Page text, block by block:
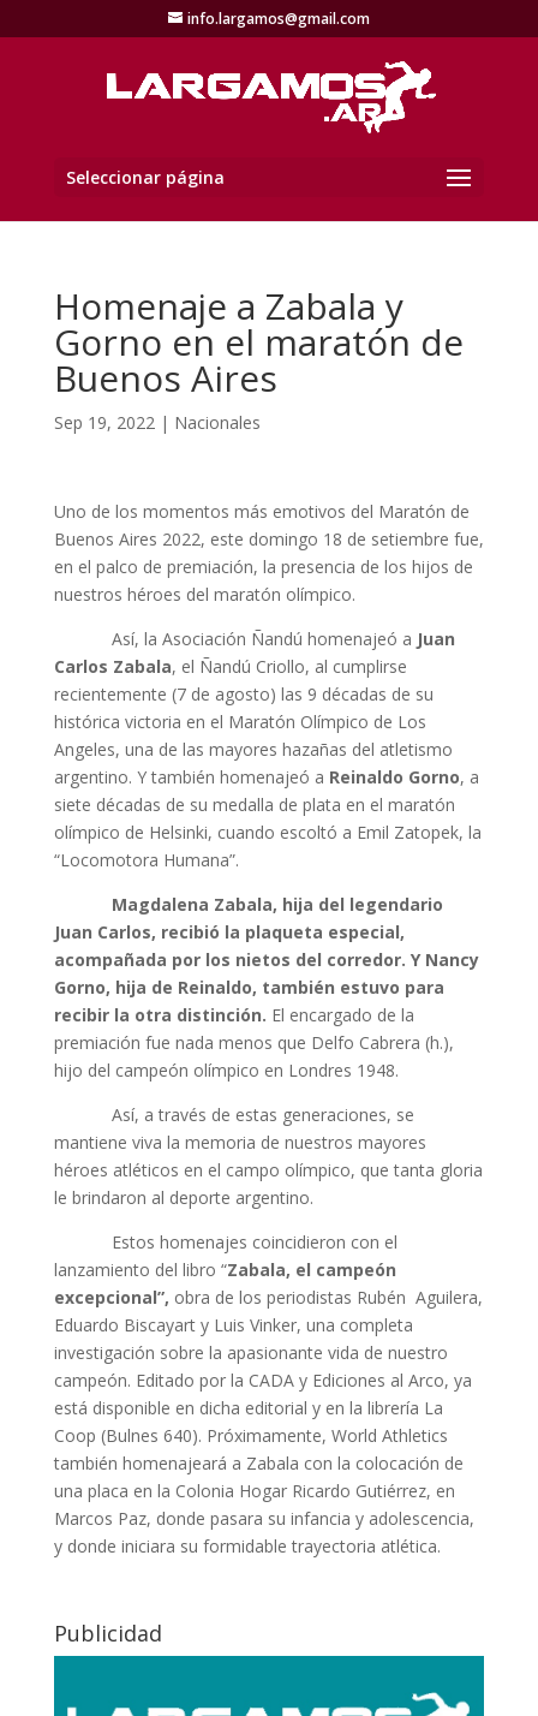
info.largamos@gmail.com
Seleccionar página
Homenaje a Zabala y
Gorno en el maratón de
Buenos Aires
Sep 19, 2022| Nacionales
Uno de los momentos más emotivos del Maratón de
Buenos Aires 2022, este domingo 18 de setiembre fue,
en el palco de premiación, la presencia de los hijos de
nuestros héroes del maratón olímpico.
Así, la Asociación Ñandú homenajeó a Juan
Carlos Zabala, el Ñandú Criollo, al cumplirse
recientemente (7 de agosto) las 9 décadas de su
histórica victoria en el Maratón Olímpico de Los
Angeles, una de las mayores hazañas del atletismo
argentino. Y también homenajeó a Reinaldo Gorno, a
siete décadas de su medalla de plata en el maratón
olímpico de Helsinki, cuando escoltó a Emil Zatopek, la
“Locomotora Humana”.
Magdalena Zabala, hija del legendario
Juan Carlos, recibió la plaqueta especial,
acompañada por los nietos del corredor. Y Nancy
Gorno, hija de Reinaldo, también estuvo para
recibir la otra distinción. El encargado de la
premiación fue nada menos que Delfo Cabrera (h.),
hijo del campeón olímpico en Londres 1948.
Así, a través de estas generaciones, se
mantiene viva la memoria de nuestros mayores
héroes atléticos en el campo olímpico, que tanta gloria
le brindaron al deporte argentino.
Estos homenajes coincidieron con el
lanzamiento del libro “Zabala, el campeón
excepcional”, obra de los periodistas Rubén Aguilera,
Eduardo Biscayart y Luis Vinker, una completa
investigación sobre la apasionante vida de nuestro
campeón. Editado por la CADA y Ediciones al Arco, ya
está disponible en dicha editorial y en la librería La
Coop (Bulnes 640). Próximamente, World Athletics
también homenajeará a Zabala con la colocación de
una placa en la Colonia Hogar Ricardo Gutiérrez, en
Marcos Paz, donde pasara su infancia y adolescencia,
y donde iniciara su formidable trayectoria atlética.
Publicidad